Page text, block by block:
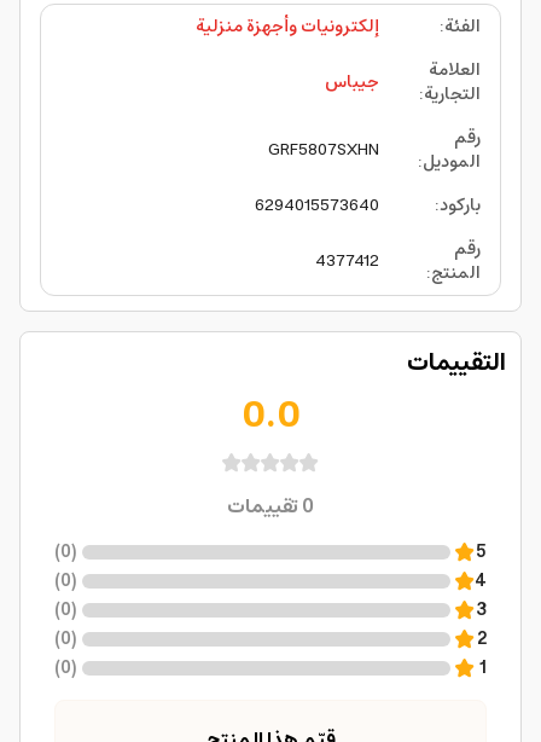
الفئة:
إلكترونيات وأجهزة منزلية
العلامة
التجارية:
جيباس
رقم
الموديل:
GRF5807SXHN
باركود:
6294015573640
رقم
المنتج:
4377412
التقييمات
0.0
0تقييمات
5
(
0
)
4
(
0
)
3
(
0
)
2
(
0
)
1
(
0
)